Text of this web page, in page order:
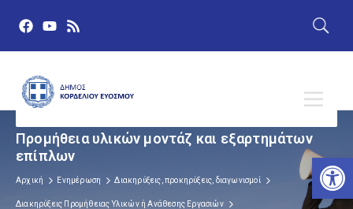
Προμήθεια υλικών μοντάζ και εξαρτημάτων
επίπλων
Αρχική Ενημέρωση Διακηρύξεις, προκηρύξεις, διαγωνισμοί
Διακηρύξεις Προμήθειας Υλικών ή Ανάθεσης Εργασιών